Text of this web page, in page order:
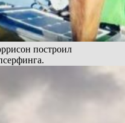
построил